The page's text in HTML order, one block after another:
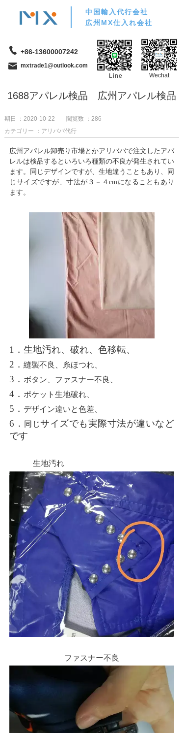
中国輸入代行会社
広州MX仕入れ会社
1688アパレル検品 広州アパレル検品
期日 ：2020-10-22 閲覧数 ： 286
カテゴリー ：アリババ代行
広州アパレル卸売り市場とかアリババで注文したアパ
レルは検品するといろいろ種類の不良が発生されてい
ます。同じデザインですが、生地違うこともあり、同
じサイズですが、寸法が３－４cmになることもあり
ます。
1． 生地汚れ、破れ、色移転、
2． 縫製不良、糸ほつれ、
3． ボタン、ファスナー不良、
4． ポケット生地破れ、
5． デザイン違いと色差、
6． 同じサイズでも実際寸法が違いなど
です
生地汚れ
ファスナー不良
mxtrade1@outlook.com
+86-13600007242
Wechat
Line